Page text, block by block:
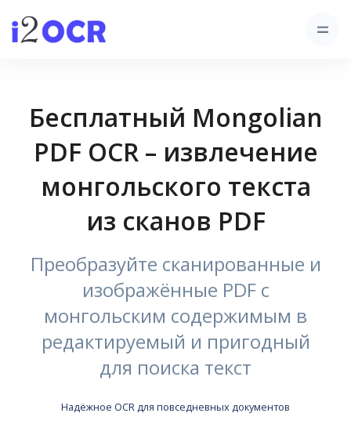
Бесплатный Mongolian
PDF OCR – извлечение
монгольского текста
из сканов PDF
Преобразуйте сканированные и
изображённые PDF с
монгольским содержимым в
редактируемый и пригодный
для поиска текст
Надёжное OCR для повседневных документов